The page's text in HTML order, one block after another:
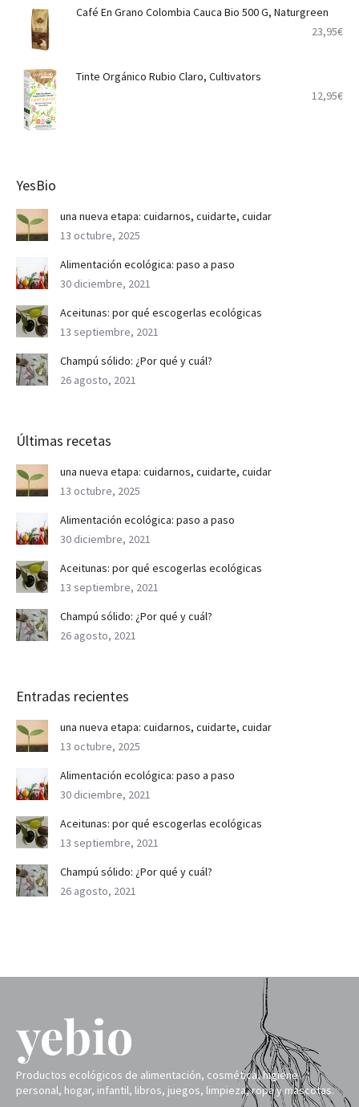
Café En Grano Colombia Cauca Bio 500 G, Naturgreen
23,95€
Tinte Orgánico Rubio Claro, Cultivators
12,95€
YesBio
una nueva etapa: cuidarnos, cuidarte, cuidar
13 octubre, 2025
Alimentación ecológica: paso a paso
30 diciembre, 2021
Aceitunas: por qué escogerlas ecológicas
13 septiembre, 2021
Champú sólido: ¿Por qué y cuál?
26 agosto, 2021
Últimas recetas
una nueva etapa: cuidarnos, cuidarte, cuidar
13 octubre, 2025
Alimentación ecológica: paso a paso
30 diciembre, 2021
Aceitunas: por qué escogerlas ecológicas
13 septiembre, 2021
Champú sólido: ¿Por qué y cuál?
26 agosto, 2021
Entradas recientes
una nueva etapa: cuidarnos, cuidarte, cuidar
13 octubre, 2025
Alimentación ecológica: paso a paso
30 diciembre, 2021
Aceitunas: por qué escogerlas ecológicas
13 septiembre, 2021
Champú sólido: ¿Por qué y cuál?
26 agosto, 2021
Productos ecológicos de alimentación, cosmética, higiene
personal, hogar, infantil, libros, juegos, limpieza, ropa y mascotas.